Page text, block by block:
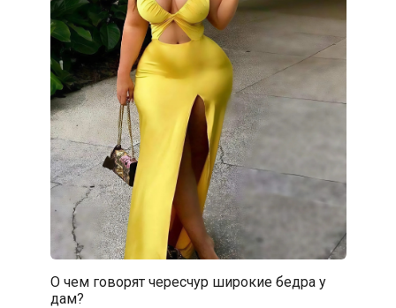
О чем говорят чересчур широкие бедра у
дам?